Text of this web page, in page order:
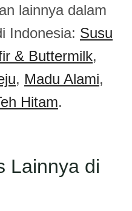
lainnya dalam
Indonesia: Susu
& Buttermilk,
, Madu Alami,
Hitam.
Lainnya di